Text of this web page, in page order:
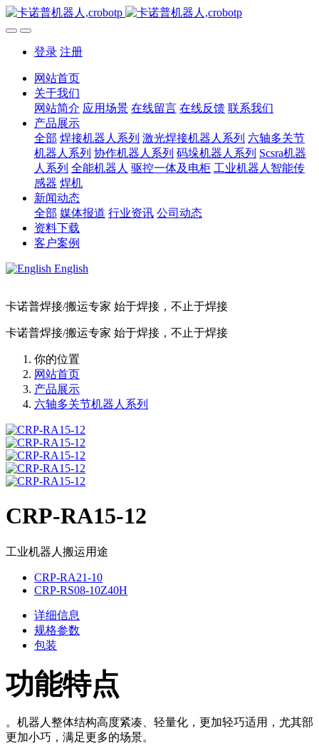
登录 注册
网站首页
关于我们
网站简介 应用场景 在线留言 在线反馈 联系我们
产品展示
全部 焊接机器人系列 激光焊接机器人系列 六轴多关节
机器人系列 协作机器人系列 码垛机器人系列 Scsra机器
人系列 全能机器人 驱控一体及电柜 工业机器人智能传
感器 焊机
新闻动态
全部 媒体报道 行业资讯 公司动态
资料下载
客户案例
English
卡诺普焊接/搬运专家 始于焊接，不止于焊接
卡诺普焊接/搬运专家 始于焊接，不止于焊接
你的位置
网站首页
产品展示
六轴多关节机器人系列
CRP-RA15-12
工业机器人搬运用途
CRP-RA21-10
CRP-RS08-10Z40H
详细信息
规格参数
包装
功能特点
。 机器人整体结构高度紧凑、轻量化，更加轻巧适用，尤其部
更加小巧，满足更多的场景。